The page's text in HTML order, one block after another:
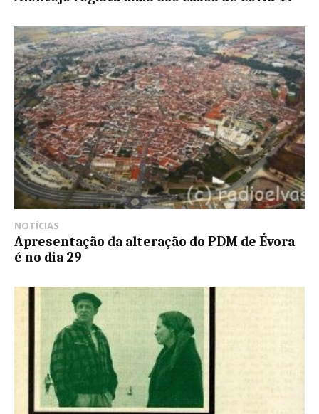
NOTÍCIAS
Apresentação da alteração do PDM de Évora
é no dia 29